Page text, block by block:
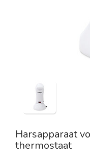
Harsapparaat
thermostaat